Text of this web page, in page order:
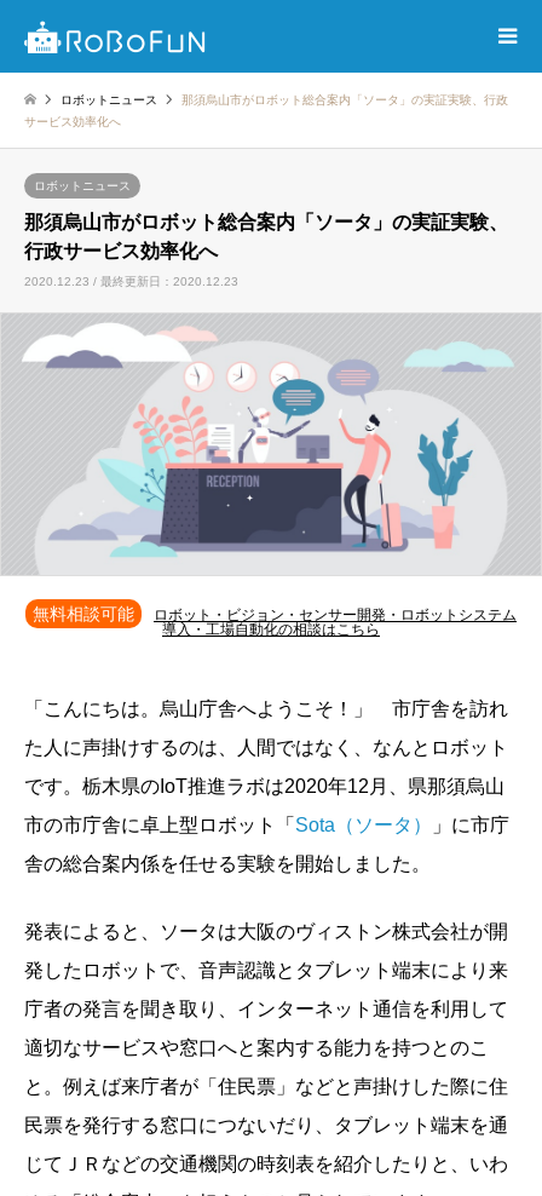
ロボットニュース
那須烏山市がロボット総合案内「ソータ」の実証実験、行政
サービス効率化へ
ロボットニュース
那須烏山市がロボット総合案内「ソータ」の実証実験、
行政サービス効率化へ
2020.12.23 / 最終更新日：2020.12.23
無料相談可能
ロボット・ビジョン・センサー開発・ロボットシステム
導入・工場自動化の相談はこちら
「こんにちは。烏山庁舎へようこそ！」 市庁舎を訪れ
た人に声掛けするのは、人間ではなく、なんとロボット
です。栃木県のIoT推進ラボは2020年12月、県那須烏山
市の市庁舎に卓上型ロボット「 Sota（ソータ）
」に市庁
舎の総合案内係を任せる実験を開始しました。
発表によると、ソータは大阪のヴィストン株式会社が開
発したロボットで、音声認識とタブレット端末により来
庁者の発言を聞き取り、インターネット通信を利用して
適切なサービスや窓口へと案内する能力を持つとのこ
と。例えば来庁者が「住民票」などと声掛けした際に住
民票を発行する窓口につないだり、タブレット端末を通
じてＪＲなどの交通機関の時刻表を紹介したりと、いわ